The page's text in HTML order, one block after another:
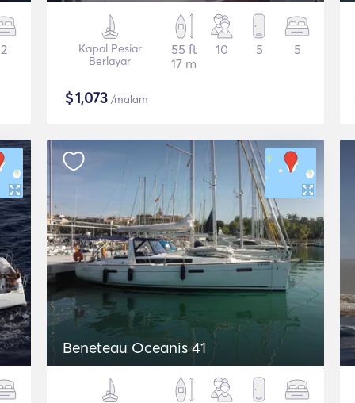
2
Kapal Pesiar
Berlayar
55 ft
17 m
10 5 5
$1,073 /malam
Beneteau Oceanis 41